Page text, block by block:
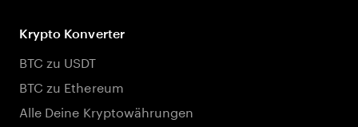
Krypto Konverter
BTC zu USDT
BTC zu Ethereum
Alle Deine Kryptowährungen